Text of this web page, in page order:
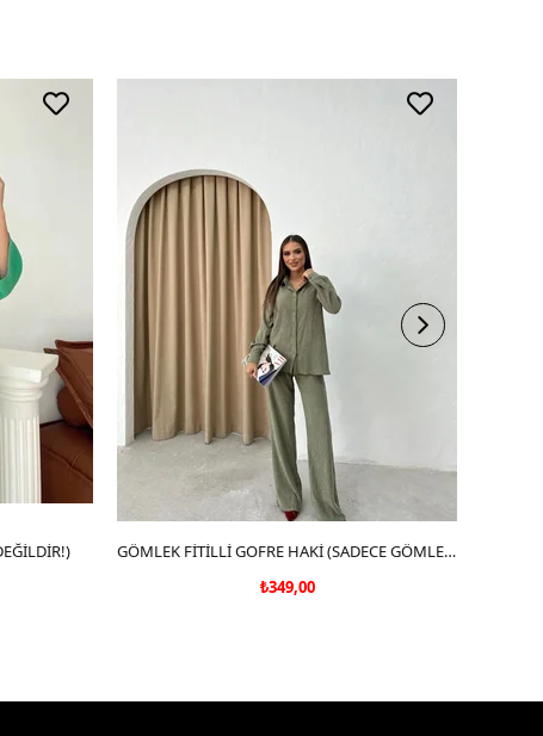
SEPETE EKLE
GÖMLEK FİTİLLİ GOFRE HAKİ (SADECE GÖMLEK)
₺349,00